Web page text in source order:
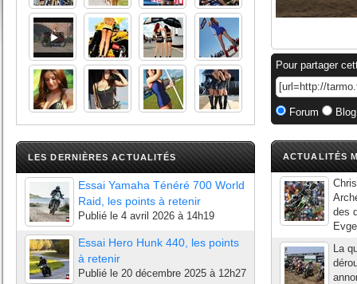
LES DERNIÈRES ACTUALITÉS
Essai Yamaha Ténéré 700 World
Raid, les points à retenir
Publié le 4 avril 2026 à 14h19
Essai Hero Hunk 440, les points
à retenir
Publié le 20 décembre 2025 à 12h27
Pour partager
Forum
ACTUALITÉS
des
La